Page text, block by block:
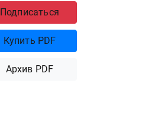
Подписаться
Купить PDF
Архив PDF